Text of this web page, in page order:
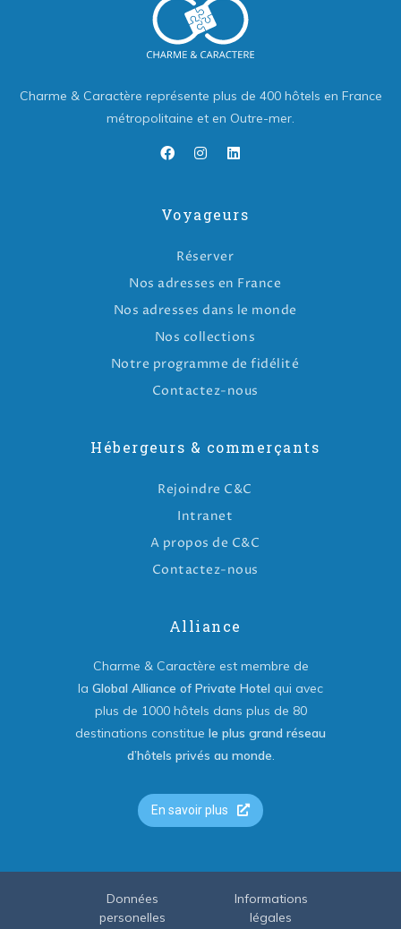
Charme & Caractère représente plus de 400 hôtels en France
métropolitaine et en Outre-mer.
Voyageurs
Réserver
Nos adresses en France
Nos adresses dans le monde
Nos collections
Notre programme de fidélité
Contactez-nous
Hébergeurs & commerçants
Rejoindre C&C
Intranet
A propos de C&C
Contactez-nous
Alliance
Charme & Caractère est membre de
la Global Alliance of Private Hotel qui avec
plus de 1000 hôtels dans plus de 80
destinations constitue le plus grand réseau
d’hôtels privés au monde.
En savoir plus
Données
personelles
Informations
légales